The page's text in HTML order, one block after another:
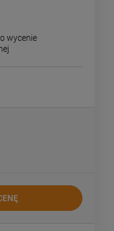
wycenie